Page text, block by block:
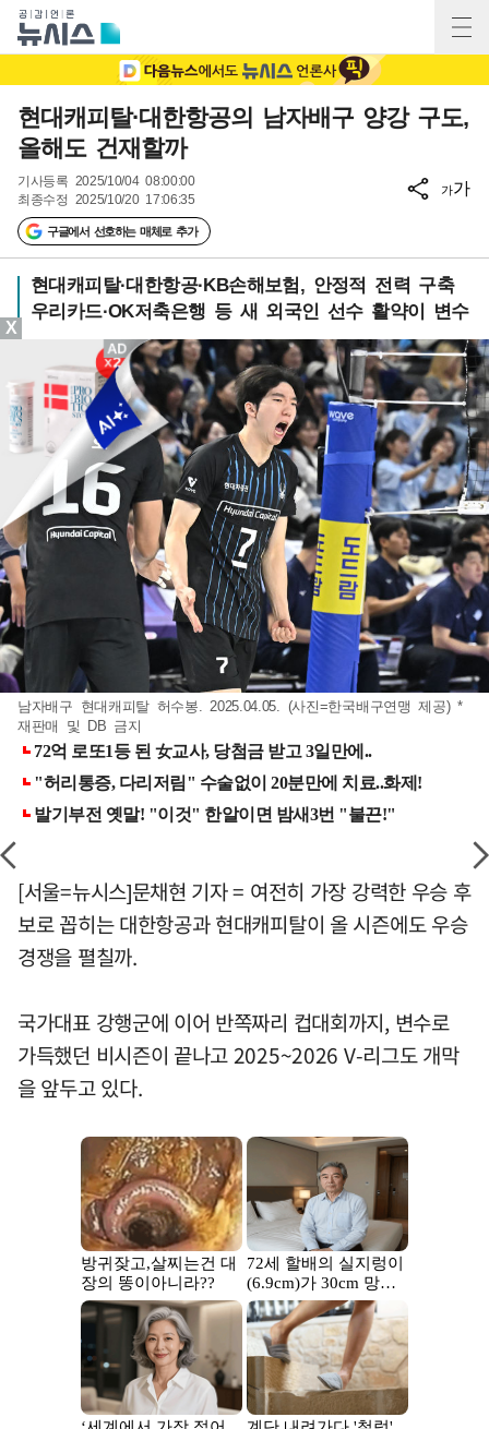
현대캐피탈·대한항공의 남자배구 양강 구도,
올해도 건재할까
기사등록 2025/10/04 08:00:00
최종수정 2025/10/20 17:06:35
구글에서 선호하는 매체로 추가
가가
현대캐피탈·대한항공·KB손해보험, 안정적 전력 구축
우리카드·OK저축은행 등 새 외국인 선수 활약이 변수
남자배구 현대캐피탈 허수봉. 2025.04.05. (사진=한국배구연맹 제공) *
재판매 및 DB 금지
[서울=뉴시스]문채현 기자 = 여전히 가장 강력한 우승 후
보로 꼽히는 대한항공과 현대캐피탈이 올 시즌에도 우승
경쟁을 펼칠까.
국가대표 강행군에 이어 반쪽짜리 컵대회까지, 변수로
가득했던 비시즌이 끝나고 2025~2026 V-리그도 개막
을 앞두고 있다.
X